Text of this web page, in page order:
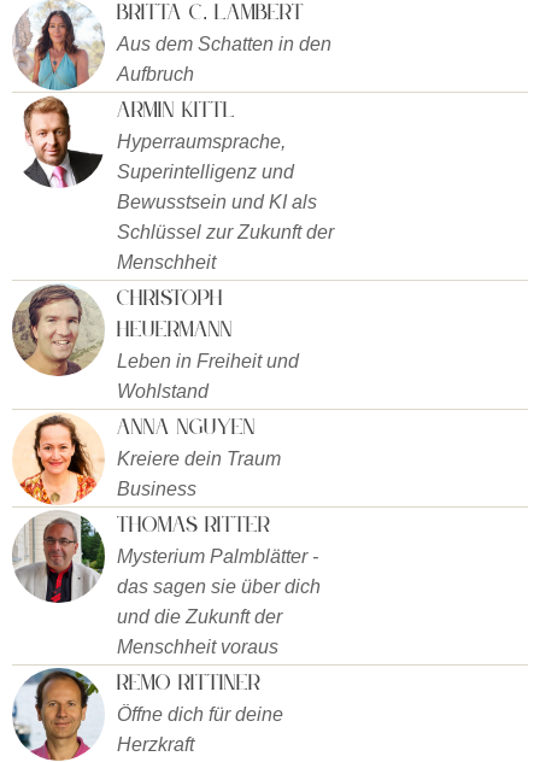
Britta C. Lambert
Aus dem Schatten in den
Aufbruch
Armin Kittl
Hyperraumsprache,
Superintelligenz und
Bewusstsein und KI als
Schlüssel zur Zukunft der
Menschheit
Christoph
Heuermann
Leben in Freiheit und
Wohlstand
Anna Nguyen
Kreiere dein Traum
Business
Thomas Ritter
Mysterium Palmblätter -
das sagen sie über dich
und die Zukunft der
Menschheit voraus
Remo Rittiner
Öffne dich für deine
Herzkraft